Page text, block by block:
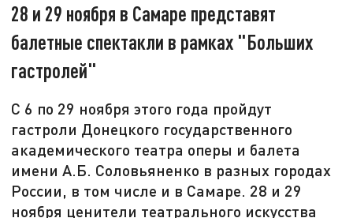
28 и 29 ноября в Самаре представят
балетные спектакли в рамках "Больших
гастролей"
С 6 по 29 ноября этого года пройдут
гастроли Донецкого государственного
академического театра оперы и балета
имени А.Б. Соловьяненко в разных городах
России, в том числе и в Самаре. 28 и 29
ноября ценители театрального искусства